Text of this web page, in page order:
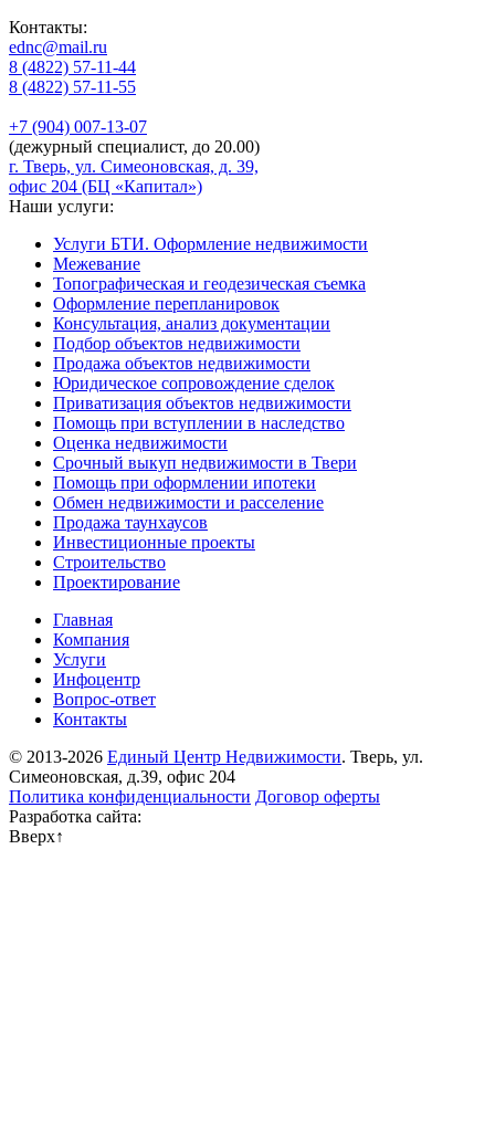
Контакты:
ednc@mail.ru
8 (4822) 57-11-44
8 (4822) 57-11-55
+7 (904) 007-13-07
(дежурный специалист, до 20.00)
г. Тверь, ул. Симеоновская, д. 39,
офис 204 (БЦ «Капитал»)
Наши услуги:
Услуги БТИ. Оформление недвижимости
Межевание
Топографическая и геодезическая съемка
Оформление перепланировок
Консультация, анализ документации
Подбор объектов недвижимости
Продажа объектов недвижимости
Юридическое сопровождение сделок
Приватизация объектов недвижимости
Помощь при вступлении в наследство
Оценка недвижимости
Срочный выкуп недвижимости в Твери
Помощь при оформлении ипотеки
Обмен недвижимости и расселение
Продажа таунхаусов
Инвестиционные проекты
Строительство
Проектирование
Главная
Компания
Услуги
Инфоцентр
Вопрос-ответ
Контакты
© 2013-2026 Единый Центр Недвижимости. Тверь, ул.
Симеоновская, д.39, офис 204
Политика конфиденциальности Договор оферты
Разработка сайта:
Вверх↑